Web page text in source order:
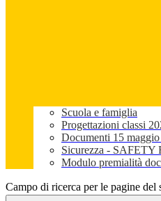
Scuola e famiglia
Progettazioni classi
Documenti 15
Sicurezza - SAFETY
Modulo premialità
Campo di ricerca per le pagine del